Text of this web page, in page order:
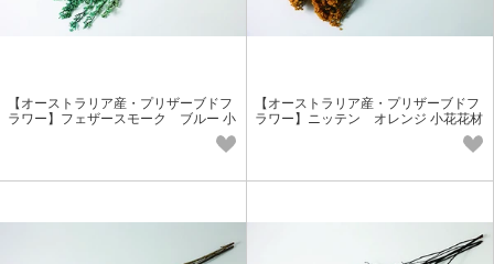
【オーストラリア産・プリザーブドフ
ラワー】フェザースモーク ブルー 小
【オーストラリア産・プリザーブドフ
ラワー】ニッテン オレンジ 小花花材